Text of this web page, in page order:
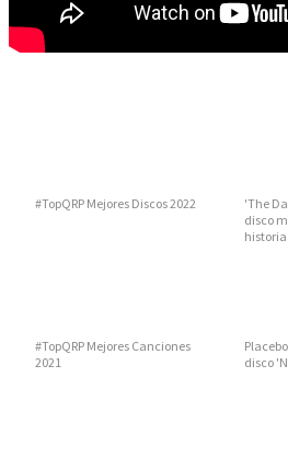
#TopQRP Mejores Discos 2022
'The
disco
historia
#TopQRP Mejores Canciones
2021
disco